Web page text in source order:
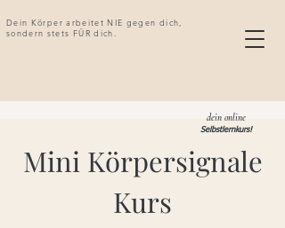
Dein Körper arbeitet NIE gegen dich,
sondern stets FÜR dich.
dein online
Selbstlernkurs!
Mini Körpersignale
Kurs